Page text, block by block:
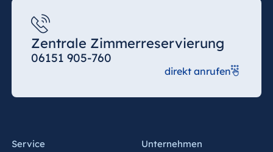
Zentrale Zimmerreservierung
06151 905-760
direkt anrufen
Service Unternehmen